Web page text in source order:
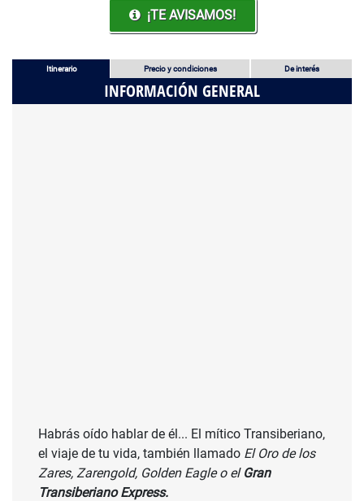
¡TE AVISAMOS!
Itinerario Precio y condiciones De interés
INFORMACIÓN GENERAL
Habrás oído hablar de él... El mítico Transiberiano,
el viaje de tu vida, también llamado El Oro de los
Zares, Zarengold, Golden Eagle o elGran
Transiberiano Express.